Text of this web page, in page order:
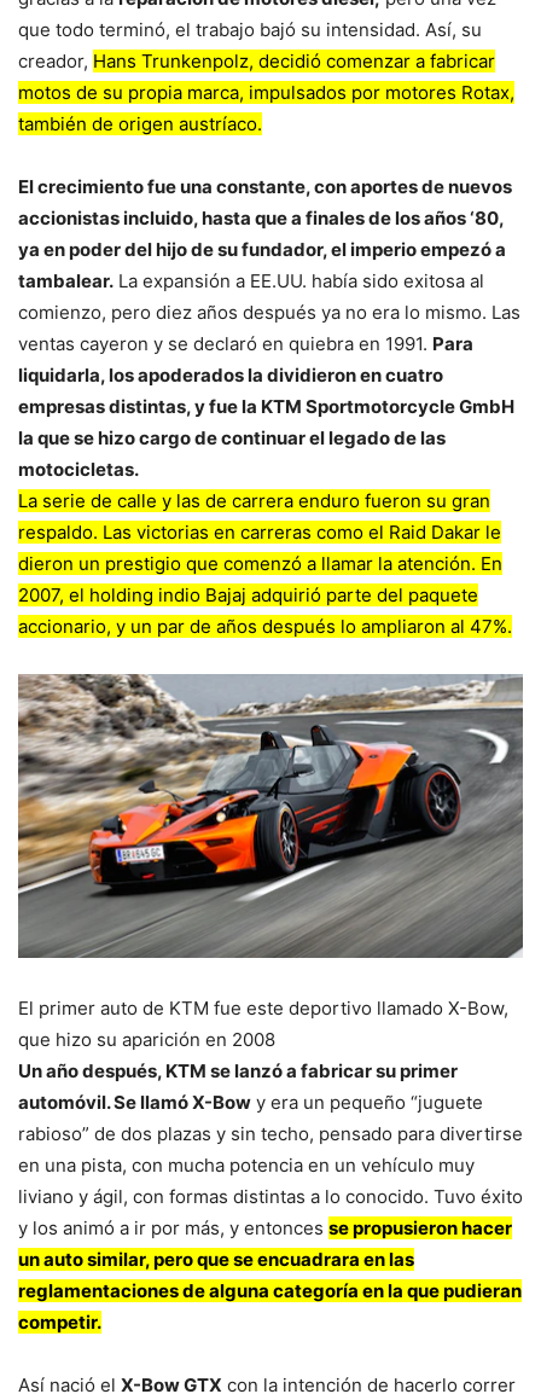
que todo terminó, el trabajo bajó su intensidad. Así, su
creador, Hans Trunkenpolz, decidió comenzar a fabricar
motos de su propia marca, impulsados por motores Rotax,
también de origen austríaco.
El crecimiento fue una constante, con aportes de nuevos
accionistas incluido, hasta que a finales de los años ‘80,
ya en poder del hijo de su fundador, el imperio empezó a
tambalear. La expansión a EE.UU. había sido exitosa al
comienzo, pero diez años después ya no era lo mismo. Las
ventas cayeron y se declaró en quiebra en 1991. Para
liquidarla, los apoderados la dividieron en cuatro
empresas distintas, y fue la KTM Sportmotorcycle GmbH
la que se hizo cargo de continuar el legado de las
motocicletas.
La serie de calle y las de carrera enduro fueron su gran
respaldo. Las victorias en carreras como el Raid Dakar le
dieron un prestigio que comenzó a llamar la atención. En
2007, el holding indio Bajaj adquirió parte del paquete
accionario, y un par de años después lo ampliaron al 47%.
El primer auto de KTM fue este deportivo llamado X-Bow,
que hizo su aparición en 2008
Un año después, KTM se lanzó a fabricar su primer
automóvil. Se llamó X-Bow y era un pequeño “juguete
rabioso” de dos plazas y sin techo, pensado para divertirse
en una pista, con mucha potencia en un vehículo muy
liviano y ágil, con formas distintas a lo conocido. Tuvo éxito
y los animó a ir por más, y entonces se propusieron hacer
un auto similar, pero que se encuadrara en las
reglamentaciones de alguna categoría en la que pudieran
competir.
Así nació el X-Bow GTX con la intención de hacerlo correr